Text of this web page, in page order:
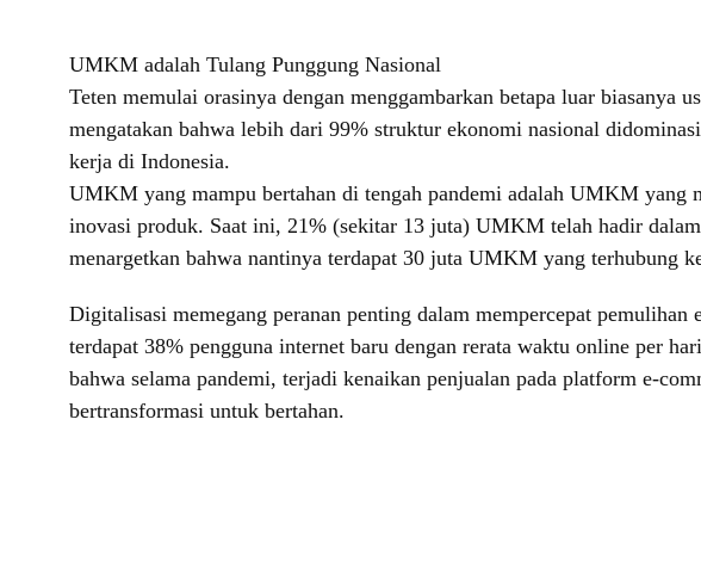
UMKM adalah Tulang Punggung Nasional
Teten memulai orasinya dengan menggambarkan betapa luar
mengatakan bahwa lebih dari 99% struktur ekonomi nasional
kerja di Indonesia.
UMKM yang mampu bertahan di tengah pandemi adalah UMKM yang
inovasi produk. Saat ini, 21% (sekitar 13 juta) UMKM telah hadir
menargetkan bahwa nantinya terdapat 30 juta UMKM yang terhubung
Digitalisasi memegang peranan penting dalam mempercepat
terdapat 38% pengguna internet baru dengan rerata waktu online per
bahwa selama pandemi, terjadi kenaikan penjualan pada platform e-
bertransformasi untuk bertahan.